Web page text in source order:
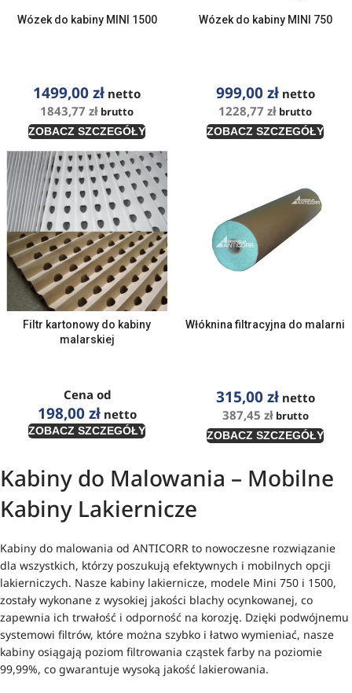
Wózek do kabiny MINI 1500
1499,00zł netto
1843,77 zł brutto
ZOBACZ SZCZEGÓŁY
Wózek do kabiny MINI 750
999,00złnetto
1228,77 zł brutto
ZOBACZ SZCZEGÓŁY
Filtr kartonowy do kabiny
malarskiej
Cena od
198,00złnetto
ZOBACZ SZCZEGÓŁY
Włóknina filtracyjna do malarni
315,00złnetto
387,45 złbrutto
ZOBACZ SZCZEGÓŁY
Kabiny do Malowania – Mobilne
Kabiny Lakiernicze
Kabiny do malowania od ANTICORR to nowoczesne rozwiązanie
dla wszystkich, którzy poszukują efektywnych i mobilnych opcji
lakierniczych. Nasze kabiny lakiernicze, modele Mini 750 i 1500,
zostały wykonane z wysokiej jakości blachy ocynkowanej, co
zapewnia ich trwałość i odporność na korozję. Dzięki podwójnemu
systemowi filtrów, które można szybko i łatwo wymieniać, nasze
kabiny osiągają poziom filtrowania cząstek farby na poziomie
99,99%, co gwarantuje wysoką jakość lakierowania.